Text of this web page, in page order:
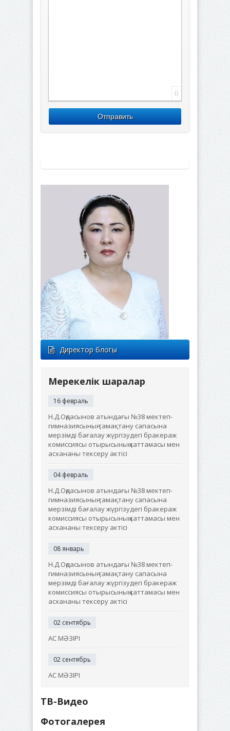
0
Отправить
Директор блогы
Мерекелік шаралар
16 февраль
Н.Д.Оңдасынов атындағы №38 мектеп-
гимназиясының тамақтану сапасына
мерзімді бағалау жүргізудегі бракераж
комиссиясы отырысының хаттамасы мен
асхананы тексеру актісі
04 февраль
Н.Д.Оңдасынов атындағы №38 мектеп-
гимназиясының тамақтану сапасына
мерзімді бағалау жүргізудегі бракераж
комиссиясы отырысының хаттамасы мен
асхананы тексеру актісі
08 январь
Н.Д.Оңдасынов атындағы №38 мектеп-
гимназиясының тамақтану сапасына
мерзімді бағалау жүргізудегі бракераж
комиссиясы отырысының хаттамасы мен
асхананы тексеру актісі
02 сентябрь
АС МӘЗІРІ
02 сентябрь
АС МӘЗІРІ
ТВ-Видео
Фотогалерея